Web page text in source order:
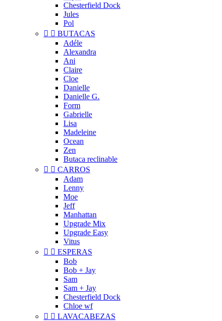
Chesterfield Dock
Jules
Pol
  BUTACAS
Adéle
Alexandra
Ani
Claire
Cloe
Danielle
Danielle G.
Form
Gabrielle
Lisa
Madeleine
Ocean
Zen
Butaca reclinable
  CARROS
Adam
Lenny
Moe
Jeff
Manhattan
Upgrade Mix
Upgrade Easy
Vitus
  ESPERAS
Bob
Bob + Jay
Sam
Sam + Jay
Chesterfield Dock
Chloe wf
  LAVACABEZAS